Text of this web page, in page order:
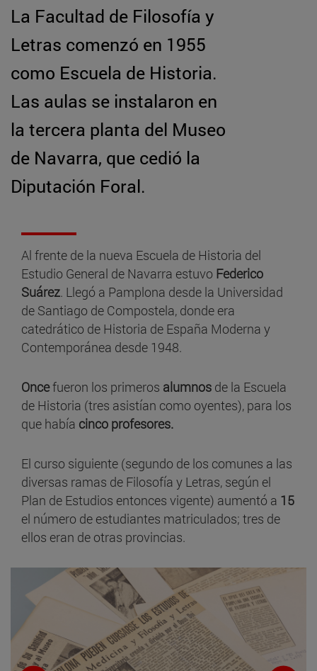
La Facultad de Filosofía y
Letras comenzó en 1955
como Escuela de Historia.
Las aulas se instalaron en
la tercera planta del Museo
de Navarra, que cedió la
Diputación Foral.
Al frente de la nueva Escuela de Historia del
Estudio General de Navarra estuvo Federico
Suárez. Llegó a Pamplona desde la Universidad
de Santiago de Compostela, donde era
catedrático de Historia de España Moderna y
Contemporánea desde 1948.
Oncefueron los primeros alumnos de la Escuela
de Historia (tres asistían como oyentes), para los
que había cinco profesores.
El curso siguiente (segundo de los comunes a las
diversas ramas de Filosofía y Letras, según el
Plan de Estudios entonces vigente) aumentó a 15
el número de estudiantes matriculados; tres de
ellos eran de otras provincias.